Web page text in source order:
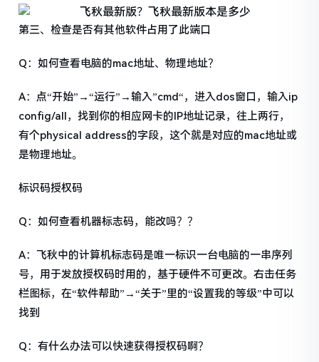
第三、检查是否有其他软件占用了此端口
Q：如何查看电脑的mac地址、物理地址？
A：点“开始”→“运行”→输入”cmd“，进入dos窗口，输入ip
config/all，找到你的相应网卡的IP地址记录，往上两行，
有个physical address的字段，这个就是对应的mac地址或
是物理地址。
标识码授权码
Q：如何查看机器标志码，能改吗？？
A：飞秋中的计算机标志码是唯一标识一台电脑的一串序列
号，用于发放授权码时用的，基于硬件不可更改。右击任务
栏图标，在“软件帮助”→“关于”里的“设置我的等级”中可以
找到
Q：有什么办法可以快速获得授权码啊？